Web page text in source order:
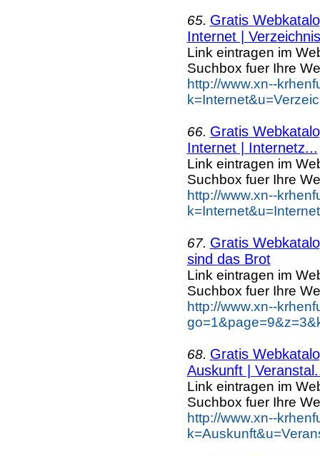
65. Gratis
Internet | Verzeichnis
Link eintragen im
Suchbox fuer Ihre
http://www.xn--
66. Gratis
Internet | Internetz...
Link eintragen im
Suchbox fuer Ihre
http://www.xn--
67. Gratis
sind das Brot
Link eintragen im
Suchbox fuer Ihre
http://www.xn--
68. Gratis
Auskunft |
Link eintragen im
Suchbox fuer Ihre
http://www.xn--